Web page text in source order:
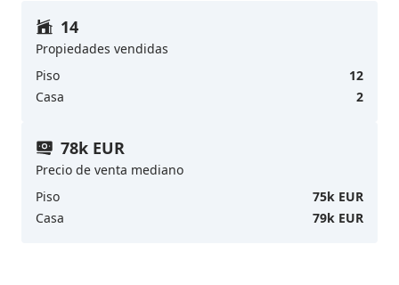
14
Propiedades vendidas
Piso
12
Casa
2
78k EUR
Precio de venta mediano
Piso
75k EUR
Casa
79k EUR